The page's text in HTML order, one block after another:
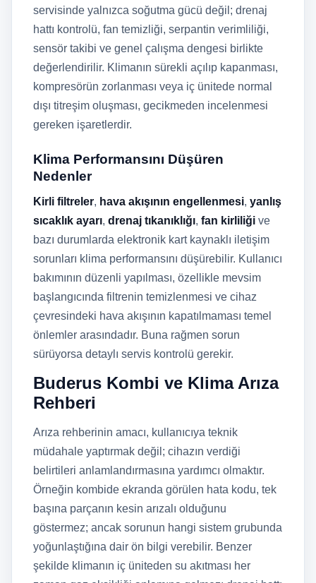
servisinde yalnızca soğutma gücü değil; drenaj
hattı kontrolü, fan temizliği, serpantin verimliliği,
sensör takibi ve genel çalışma dengesi birlikte
değerlendirilir. Klimanın sürekli açılıp kapanması,
kompresörün zorlanması veya iç ünitede normal
dışı titreşim oluşması, gecikmeden incelenmesi
gereken işaretlerdir.
Klima Performansını Düşüren
Nedenler
Kirli filtreler, hava akışının engellenmesi, yanlış
sıcaklık ayarı, drenaj tıkanıklığı, fan kirliliği ve
bazı durumlarda elektronik kart kaynaklı iletişim
sorunları klima performansını düşürebilir. Kullanıcı
bakımının düzenli yapılması, özellikle mevsim
başlangıcında filtrenin temizlenmesi ve cihaz
çevresindeki hava akışının kapatılmaması temel
önlemler arasındadır. Buna rağmen sorun
sürüyorsa detaylı servis kontrolü gerekir.
Buderus Kombi ve Klima Arıza
Rehberi
Arıza rehberinin amacı, kullanıcıya teknik
müdahale yaptırmak değil; cihazın verdiği
belirtileri anlamlandırmasına yardımcı olmaktır.
Örneğin kombide ekranda görülen hata kodu, tek
başına parçanın kesin arızalı olduğunu
göstermez; ancak sorunun hangi sistem grubunda
yoğunlaştığına dair ön bilgi verebilir. Benzer
şekilde klimanın iç üniteden su akıtması her